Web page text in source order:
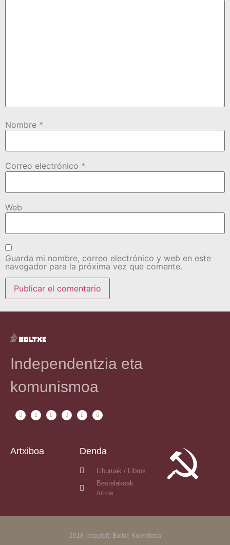
Nombre *
Correo electrónico *
Web
Guarda mi nombre, correo electrónico y web en este
navegador para la próxima vez que comente.
Independentzia eta
komunismoa
Artxiboa Denda
Liburuak / Libros
Bestelakoak
/otros
2018 (copyleft) Boltxe Kolektiboa